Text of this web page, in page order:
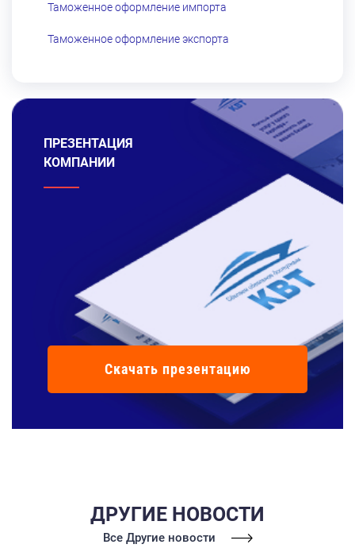
Таможенное оформление импорта
Таможенное оформление экспорта
ПРЕЗЕНТАЦИЯ
КОМПАНИИ
Скачать презентацию
ДРУГИЕ НОВОСТИ
Все Другие новости